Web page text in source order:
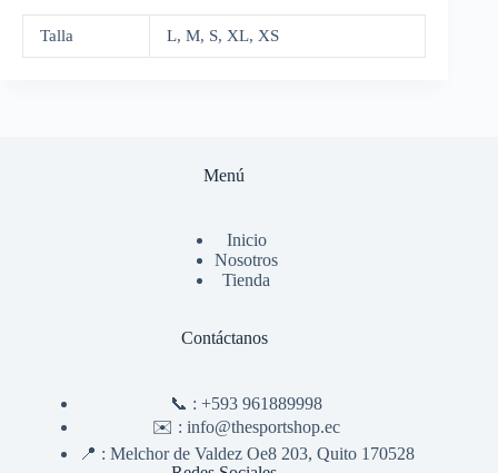
Talla L, M, S, XL, XS
Menú
Inicio
Nosotros
Tienda
Contáctanos
📞 :+593 961889998
✉️ :info@thesportshop.ec
📍 : Melchor de Valdez Oe8 203, Quito 170528